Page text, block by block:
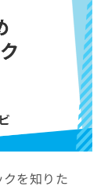
クを知りた